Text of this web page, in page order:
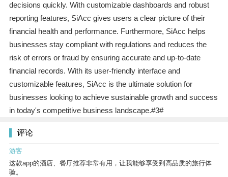
decisions quickly. With customizable dashboards and robust
reporting features, SiAcc gives users a clear picture of their
financial health and performance. Furthermore, SiAcc helps
businesses stay compliant with regulations and reduces the
risk of errors or fraud by ensuring accurate and up-to-date
financial records. With its user-friendly interface and
customizable features, SiAcc is the ultimate solution for
businesses looking to achieve sustainable growth and success
in today's competitive business landscape.#3#
评论
游客
这款app的酒店、餐厅推荐非常有用，让我能够享受到高品质的旅行体
验。